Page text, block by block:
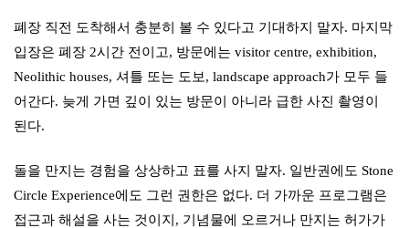
폐장 직전 도착해서 충분히 볼 수 있다고 기대하지 말자. 마지막
입장은 폐장 2시간 전이고, 방문에는 visitor centre, exhibition,
Neolithic houses, 셔틀 또는 도보, landscape approach가 모두 들
어간다. 늦게 가면 깊이 있는 방문이 아니라 급한 사진 촬영이
된다.
돌을 만지는 경험을 상상하고 표를 사지 말자. 일반권에도 Stone
Circle Experience에도 그런 권한은 없다. 더 가까운 프로그램은
접근과 해설을 사는 것이지, 기념물에 오르거나 만지는 허가가